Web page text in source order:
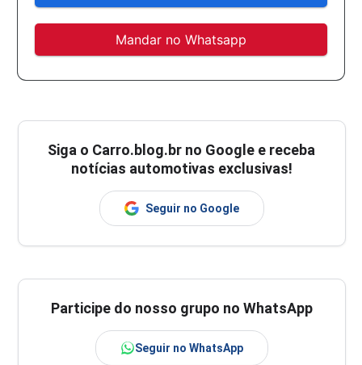
Mandar no Whatsapp
Siga o Carro.blog.br no Google e receba
notícias automotivas exclusivas!
Seguir no Google
Participe do nosso grupo no WhatsApp
Seguir no WhatsApp